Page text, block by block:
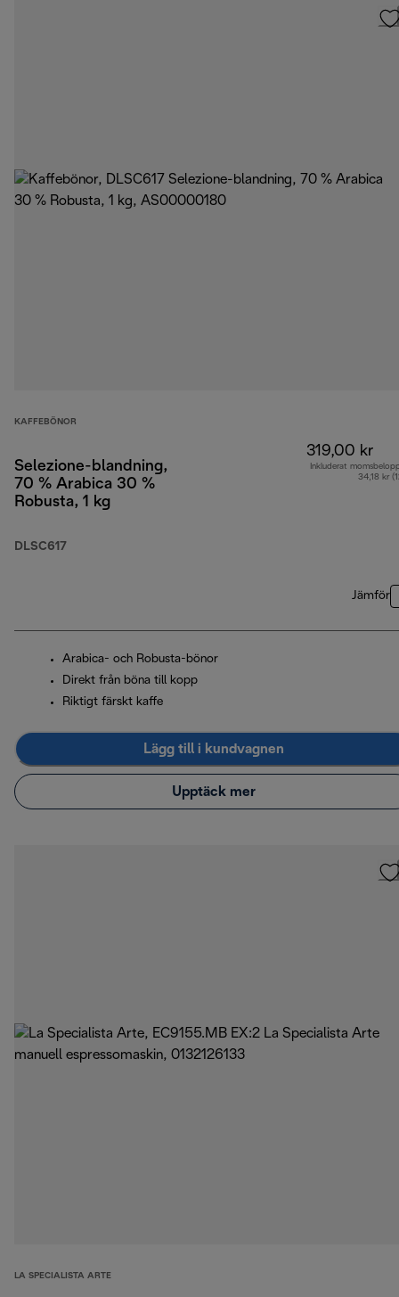
KAFFEBÖNOR
Selezione-blandning,
70 % Arabica 30 %
Robusta, 1 kg
DLSC617
319,00 kr
Inkluderat
34,18 kr
Jämför
Arabica- och Robusta-bönor
Direkt från böna till kopp
Riktigt färskt kaffe
Lägg till i kundvagnen
Upptäck mer
LA SPECIALISTA ARTE